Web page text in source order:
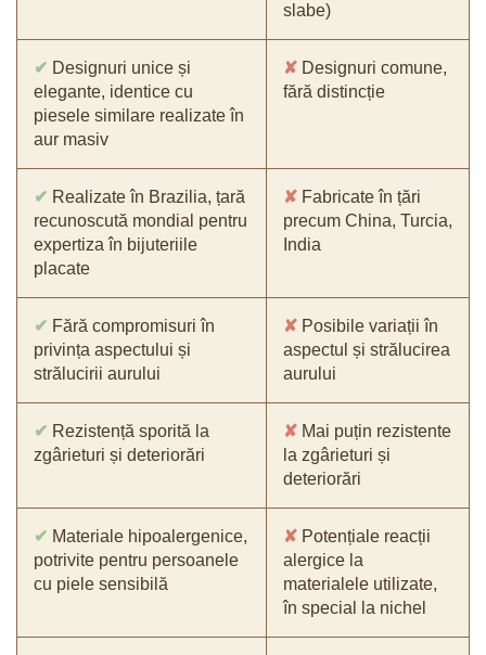
slabe)
✔ Designuri unice și
elegante, identice cu
piesele similare realizate în
aur masiv
✘ Designuri comune,
fără distincție
✔ Realizate în Brazilia, țară
recunoscută mondial pentru
expertiza în bijuteriile
placate
✘ Fabricate în țări
precum China, Turcia,
India
✔ Fără compromisuri în
privința aspectului și
strălucirii aurului
✘ Posibile variații în
aspectul și strălucirea
aurului
✔ Rezistență sporită la
zgârieturi și deteriorări
✘ Mai puțin rezistente
la zgârieturi și
deteriorări
✔ Materiale hipoalergenice,
potrivite pentru persoanele
cu piele sensibilă
✘ Potențiale reacții
alergice la
materialele utilizate,
în special la nichel